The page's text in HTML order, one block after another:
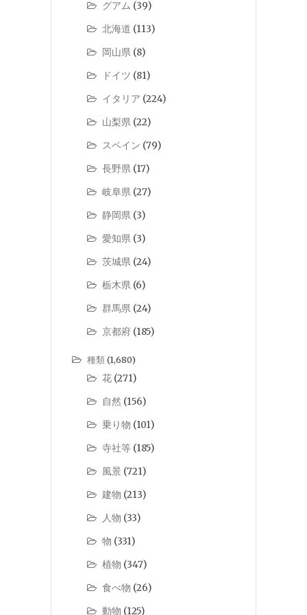
グアム (39)
北海道 (113)
岡山県 (8)
ドイツ (81)
イタリア (224)
山梨県 (22)
スペイン (79)
長野県 (17)
岐阜県 (27)
静岡県 (3)
愛知県 (3)
茨城県 (24)
栃木県 (6)
群馬県 (24)
京都府 (185)
種類(1,680)
花 (271)
自然 (156)
乗り物 (101)
寺社等 (185)
風景 (721)
建物 (213)
人物 (33)
物 (331)
植物 (347)
食べ物 (26)
動物 (125)